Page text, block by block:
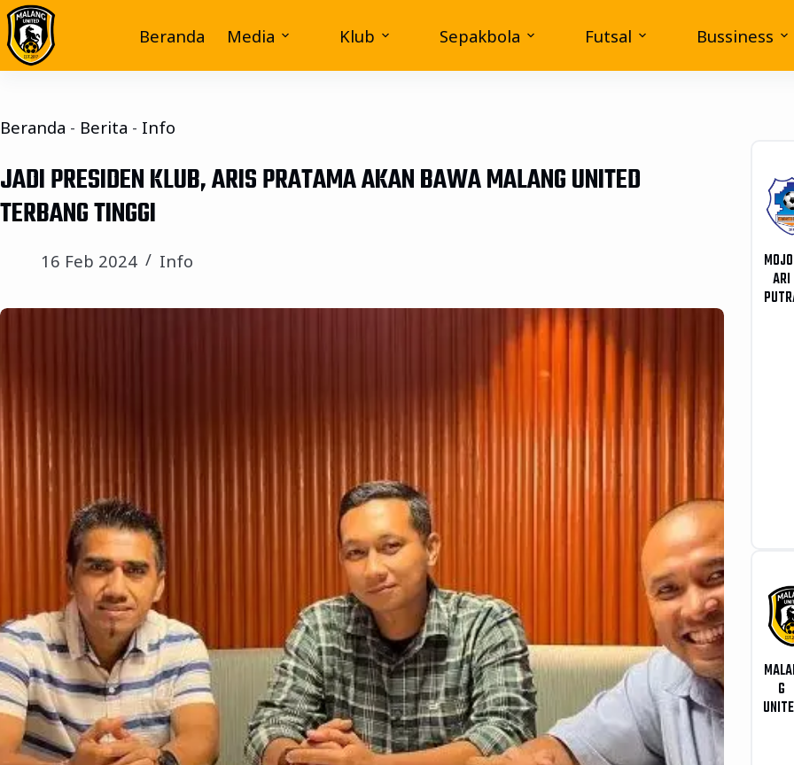
Beranda Media Klub Sepakbola Futsal Bussiness
Beranda - Berita - Info
JADI PRESIDEN KLUB, ARIS PRATAMA AKAN BAWA MALANG UNITED
TERBANG TINGGI
16 Feb 2024 Info
ARI
G